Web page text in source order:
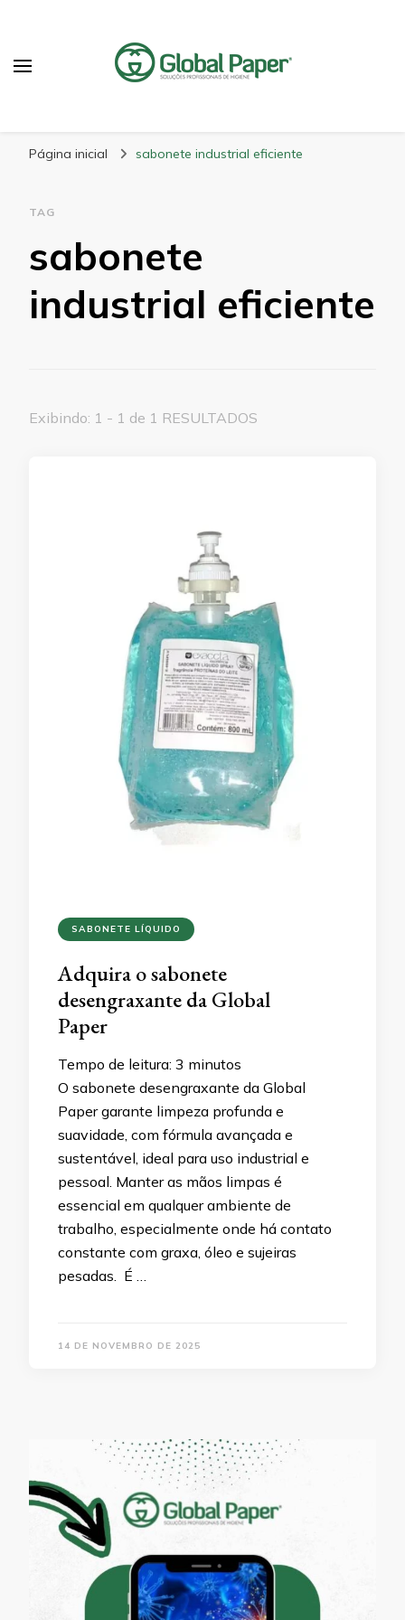
Página inicial sabonete industrial eficiente
TAG
sabonete
industrial eficiente
Exibindo: 1 - 1 de 1 RESULTADOS
SABONETE LÍQUIDO
Adquira o sabonete
desengraxante da Global
Paper
Tempo de leitura: 3 minutos
O sabonete desengraxante da Global
Paper garante limpeza profunda e
suavidade, com fórmula avançada e
sustentável, ideal para uso industrial e
pessoal. Manter as mãos limpas é
essencial em qualquer ambiente de
trabalho, especialmente onde há contato
constante com graxa, óleo e sujeiras
pesadas. É …
14 DE NOVEMBRO DE 2025